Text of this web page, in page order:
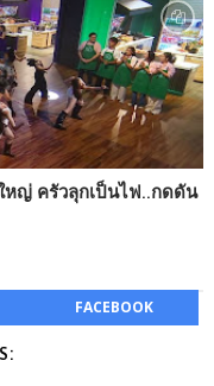
ญ่ ครัวลุกเป็นไฟ..กดดัน
FACEBOOK